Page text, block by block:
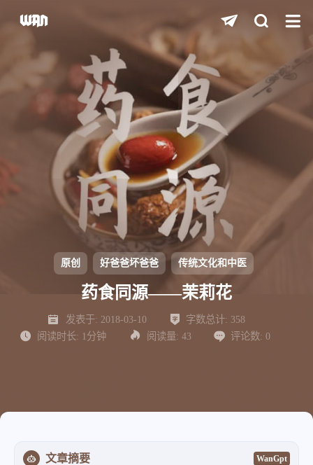
K 关闭快捷键功能
打开中控台
M 播放/暂停音乐
D 深色/浅色显示模式
S 站内搜索
随机访问
L 友链页面
原创 好爸爸坏爸爸 传统文化和中医
药食同源——茉莉花
发表于: 2018-03-10 字数总计: 358
阅读时长: 1分钟 阅读量: 43 评论数: 0
文章摘要 WanGpt